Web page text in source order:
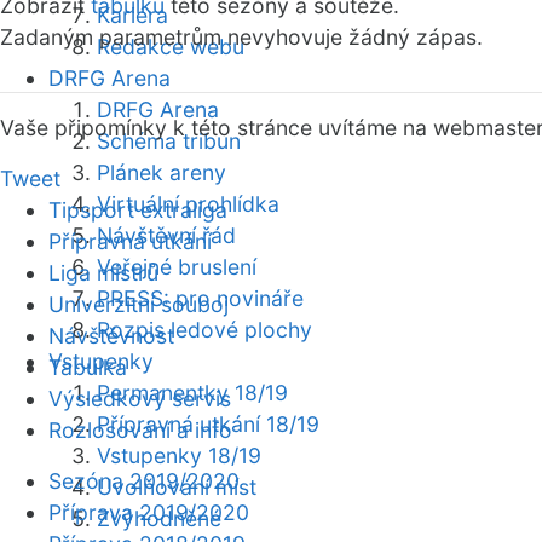
Kariéra
Redakce webu
DRFG Arena
DRFG Arena
Schéma tribun
Plánek areny
Virtuální prohlídka
Návštěvní řád
Veřejné bruslení
PRESS: pro novináře
Rozpis ledové plochy
Vstupenky
Permanentky 18/19
Přípravná utkání 18/19
Vstupenky 18/19
Uvolňování míst
Zvýhodněné
Zobrazit tabulku této sezóny a soutěže.
Zadaným parametrům nevyhovuje žádný zápas.
Vaše připomínky k této stránce uvítáme na webmaster
Tweet
Tipsport extraliga
Přípravná utkání
Liga mistrů
Univerzitní souboj
Návštěvnost
Tabulka
Výsledkový servis
Rozlosování a info
Sezóna 2019/2020
Příprava 2019/2020